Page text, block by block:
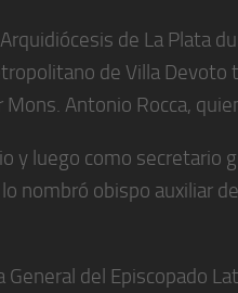
de La
de Villa
Antonio Rocca,
y luego como secretario
lo nombró obispo
del Episcopado